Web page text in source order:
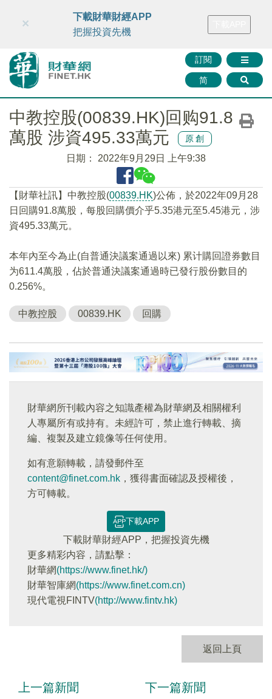
財華智庫網 FINTV FINMETA 財華證券 媒體矩陣
訂閱
简
×
下載財華財經APP
把握投資先機
中教控股(00839.HK)回购91.8
萬股 涉資495.33萬元
原創
日期： 2022年9月29日 上午9:38
【財華社訊】中教控股(00839.HK)公佈，於2022年09月28
日回購91.8萬股，每股回購價介乎5.35港元至5.45港元，涉
資495.33萬元。
本年內至今為止(自普通決議案通過以來) 累计購回證券數目
为611.4萬股，佔於普通決議案通過時已發行股份數目的
0.256%。
中教控股 00839.HK 回購
財華網所刊載內容之知識產權為財華網及相關權利
人專屬所有或持有。未經許可，禁止進行轉載、摘
編、複製及建立鏡像等任何使用。
如有意願轉載，請發郵件至
content@finet.com.hk ，獲得書面確認及授權後，
方可轉載。
下載APP
下載財華財經APP，把握投資先機
更多精彩内容，請點擊：
財華網(https://www.finet.hk/)
財華智庫網(https://www.finet.com.cn)
現代電視FINTV(http://www.fintv.hk)
返回上頁
上一篇新聞 下一篇新聞